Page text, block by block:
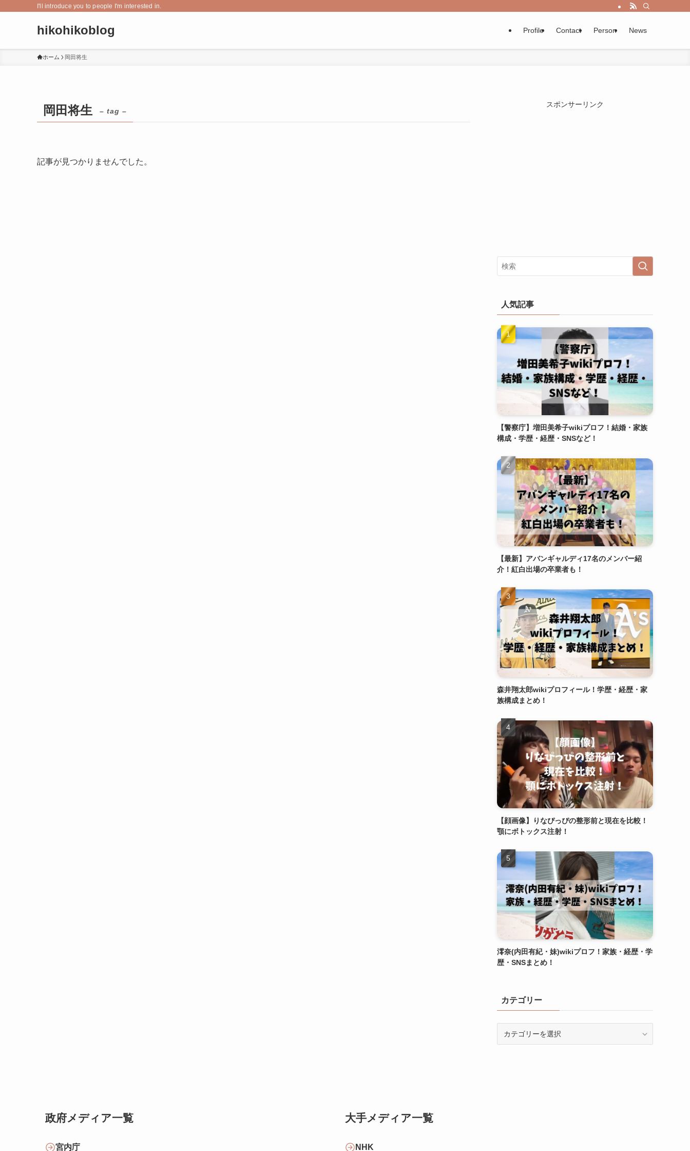
I'll introduce you to people I'm interested in.
hikohikoblog Profile Contact Person News
ホーム 岡田将生
岡田将生 – tag –
記事が見つかりませんでした。
スポンサーリンク
人気記事
【警察庁】増田美希子wikiプロフ！結婚・家族
構成・学歴・経歴・SNSなど！
【最新】アバンギャルディ17名のメンバー紹
介！紅白出場の卒業者も！
森井翔太郎wikiプロフィール！学歴・経歴・家
族構成まとめ！
【顔画像】りなぴっぴの整形前と現在を比較！
顎にボトックス注射！
澪奈(内田有紀・妹)wikiプロフ！家族・経歴・学
歴・SNSまとめ！
カテゴリー
政府メディア一覧 大手メディア一覧
宮内庁 NHK